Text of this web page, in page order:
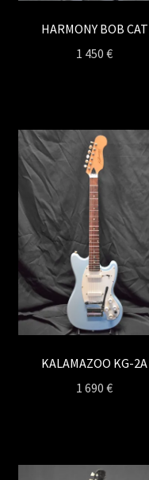
HARMONY BOB CAT
1 450€
KALAMAZOO KG-2A
1 690€